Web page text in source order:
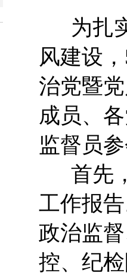
为扎实
风建设
治党暨
成员、
监督员
首先
工作报
政治监
控、纪